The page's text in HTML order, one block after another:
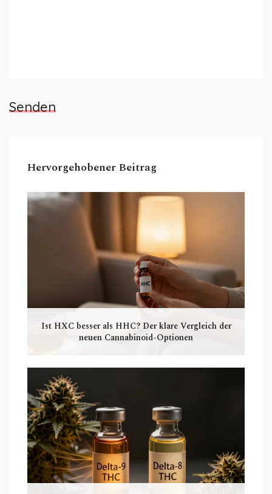
Senden
Hervorgehobener Beitrag
Ist HXC besser als HHC? Der klare Vergleich der
neuen Cannabinoid-Optionen